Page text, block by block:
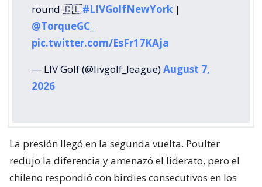
round 🇨🇱#LIVGolfNewYork |
@TorqueGC_
pic.twitter.com/EsFr17KAja
— LIV Golf (@livgolf_league)August 7,
2026
La presión llegó en la segunda vuelta. Poulter
redujo la diferencia y amenazó el liderato, pero el
chileno respondió con birdies consecutivos en los